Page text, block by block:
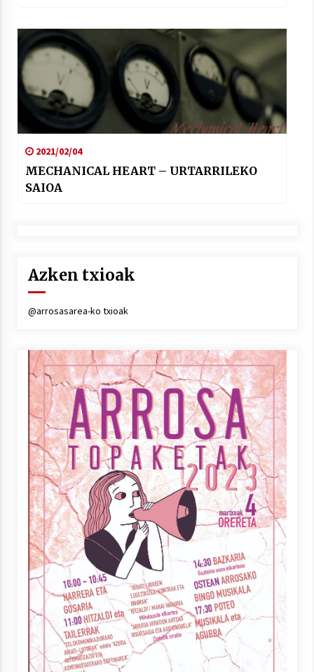
2021/02/04
MECHANICAL HEART – URTARRILEKO
SAIOA
Azken txioak
@arrosasarea-ko txioak